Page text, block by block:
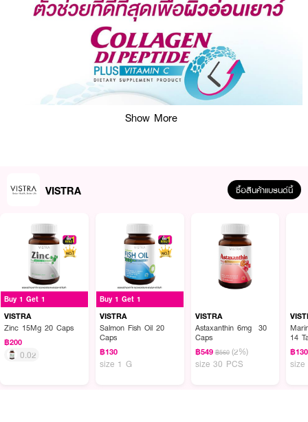
ผลลัพธ์ที่ได้ :
VISTRA Collagen Di Peptideผลิตภัณฑ์เสริมอาหารคอลลาเจน ไดเปปไทด์
พลัสวิตามินซี นวัตกรรมใหม่ล่าสุดในรูปไดเปปไทด์ ดูดซึมเข้าสู่ร่างกายได้ง่ายและเร็ว
มากขึ้นกว่าคอลลาเจนแบบเดิมถึง 5 เท่า ช่วยลดเลือนริ้วรอย เพิ่มความชุ่มชื้นให้กับ
ผิว และบำรุงให้ผิวอ่อนเยาว์ เฟิร์ม กระชับ
• คอลลาเจน ไดเปปไทด์ 1000 มก.
• วิตามินซี มีส่วนช่วยในกระบวนการต่อต้านอนุมูลอิสระ
Show More
VISTRA ซื้อสินค้าแบรนด์นี้
Buy 1 Get 1
VISTRA
Zinc 15Mg 20 Caps
฿200
0.02
Buy 1 Get 1
VISTRA
Salmon Fish Oil 20
Caps
฿130
size 1 G
VISTRA
Astaxanthin 6mg 30
Caps
฿549 ฿560 (2%)
size 30 PCS
14
฿130
size